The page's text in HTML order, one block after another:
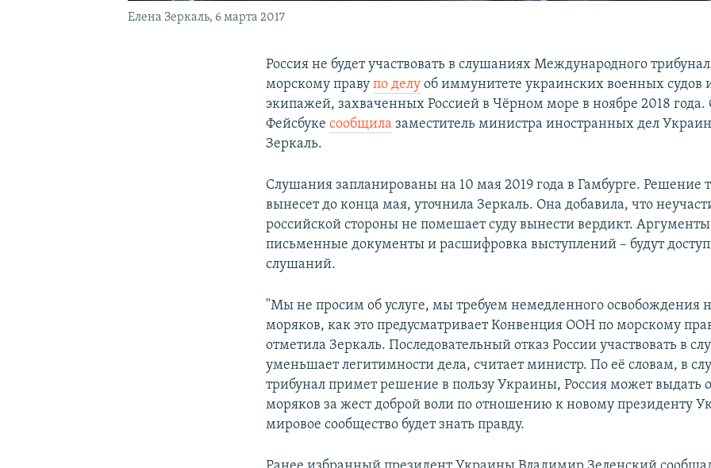
Елена Зеркаль, 6 марта 2017
Россия не будет участвовать в слушаниях Международного
морскому правупо делу об иммунитете украинских военных судов
экипажей, захваченных Россией в Чёрном море в ноябре 2018 года.
Фейсбукесообщила заместитель министра иностранных дел
Зеркаль.
Слушания запланированы на 10 мая 2019 года в Гамбурге. Решение
вынесет до конца мая, уточнила Зеркаль. Она добавила, что
российской стороны не помешает суду вынести вердикт. Аргументы
письменные документы и расшифровка выступлений – будут
слушаний.
"Мы не просим об услуге, мы требуем немедленного освобождения
моряков, как это предусматривает Конвенция ООН по морскому
отметила Зеркаль. Последовательный отказ России участвовать в
уменьшает легитимности дела, считает министр. По её словам, в
трибунал примет решение в пользу Украины, Россия может выдать
моряков за жест доброй воли по отношению к новому президенту
мировое сообщество будет знать правду.